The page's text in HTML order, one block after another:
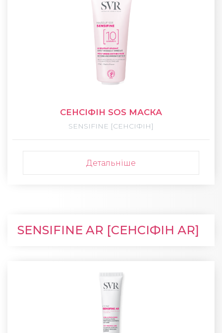
СЕНСІФІН SOS МАСКА
SENSIFINE [СЕНСІФІН]
Детальніше
SENSIFINE AR [СЕНСІФІН АR]